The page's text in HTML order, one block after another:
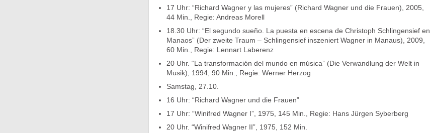
17 Uhr: “Richard Wagner y las mujeres” (Richard Wagner und die Frauen), 2005,
44 Min., Regie: Andreas Morell
18.30 Uhr: “El segundo sueño. La puesta en escena de Christoph Schlingensief en
Manaos” (Der zweite Traum – Schlingensief inszeniert Wagner in Manaus), 2009,
60 Min., Regie: Lennart Laberenz
20 Uhr. “La transformación del mundo en música” (Die Verwandlung der Welt in
Musik), 1994, 90 Min., Regie: Werner Herzog
Samstag, 27.10.
16 Uhr: “Richard Wagner und die Frauen”
17 Uhr: “Winifred Wagner I”, 1975, 145 Min., Regie: Hans Jürgen Syberberg
20 Uhr. “Winifred Wagner II”, 1975, 152 Min.